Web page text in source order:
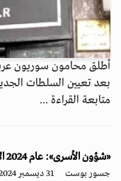
أطلق محامون سوريون
بعد تعيين السلطات
متابعة القراءة ...
«شؤون الأسرى»: عام 2024 الأسوأ في تاريخ المعتقلين الفلسطينيين
جسور بوست 31 ديسمبر 2024 - 19:12